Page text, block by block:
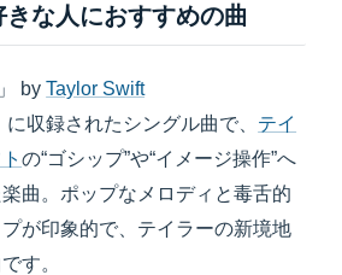
な人におすすめの曲
byTaylor Swift
収録されたシングル曲で、 テイ
の“ゴシップ”や“イメージ操作”へ
曲。ポップなメロディと毒舌的
が印象的で、テイラーの新境地
す。